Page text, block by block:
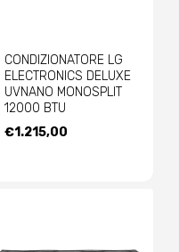
CONDIZIONATORE LG
ELECTRONICS DELUXE
UVNANO MONOSPLIT
12000 BTU
€1.215,00